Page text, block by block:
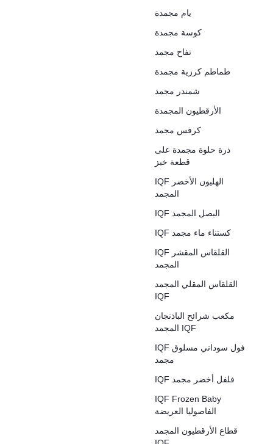
يام مجمدة
كوسة مجمدة
تفاح مجمد
طماطم كرزية مجمدة
شمندر مجمد
الأرقطيون المجمدة
كرفس مجمد
ذرة حلوة مجمدة على
قطعة خبز
IQF الهليون الأخضر
المجمد
IQF البصل المجمد
IQF كستناء ماء مجمد
IQF القلقاس المقشر
المجمد
القلقاس المقلي المجمد
IQF
مكعب شرائح الباذنجان
المجمد IQF
IQF فول سوداني مسلوق
مجمد
IQF فلفل أخضر مجمد
IQF Frozen Baby
الفاصوليا العريضة
قطاع الأرقطيون المجمد